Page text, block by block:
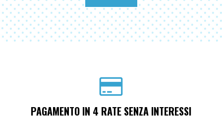
PAGAMENTO IN 4 RATE SENZA INTERESSI